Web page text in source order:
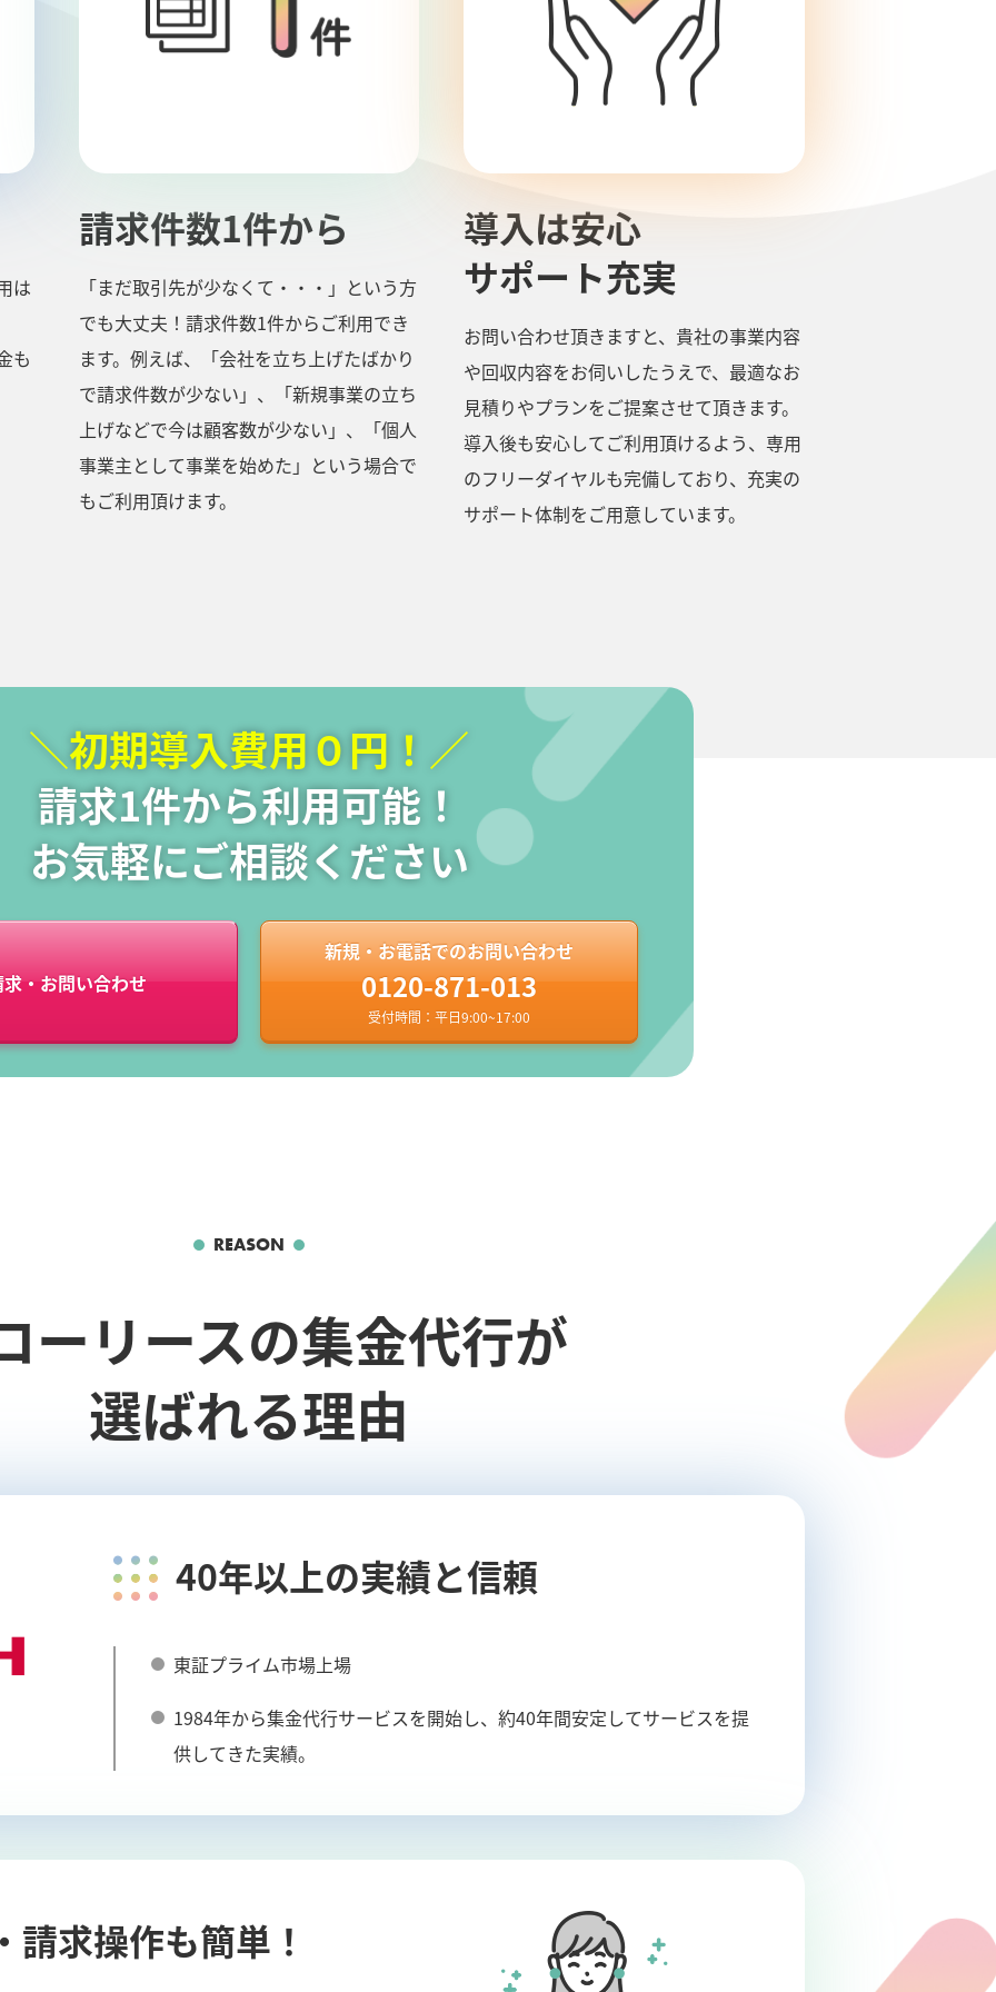
は
も
請求件数1件から
「まだ取引先が少なくて・・・」という方
でも大丈夫！請求件数1件からご利用でき
ます。例えば、「会社を立ち上げたばかり
で請求件数が少ない」、「新規事業の立ち
上げなどで今は顧客数が少ない」、「個人
事業主として事業を始めた」という場合で
もご利用頂けます。
導入は安心
サポート充実
お問い合わせ頂きますと、貴社の事業内容
や回収内容をお伺いしたうえで、最適なお
見積りやプランをご提案させて頂きます。
導入後も安心してご利用頂けるよう、専用
のフリーダイヤルも完備しており、充実の
サポート体制をご用意しています。
＼初期導入費用０円！／
請求1件から利用可能！
お気軽にご相談ください
・お問い合わせ
新規・お電話でのお問い合わせ
0120-871-013
受付時間：平日9:00~17:00
REASON
ーリースの集金代行が
選ばれる理由
40年以上の実績と信頼
東証プライム市場上場
1984年から集金代行サービスを開始し、約40年間安定してサービスを提
供してきた実績。
請求操作も簡単！